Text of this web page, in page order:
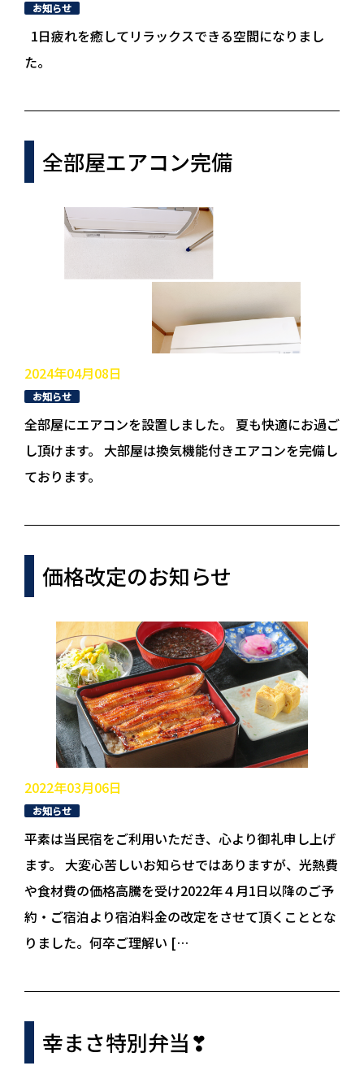
お知らせ
1日疲れを癒してリラックスできる空間になりまし
た。
全部屋エアコン完備
2024年04月08日
お知らせ
全部屋にエアコンを設置しました。 夏も快適にお過ご
し頂けます。 大部屋は換気機能付きエアコンを完備し
ております。
価格改定のお知らせ
2022年03月06日
お知らせ
平素は当民宿をご利用いただき、心より御礼申し上げ
ます。 大変心苦しいお知らせではありますが、光熱費
や食材費の価格高騰を受け2022年４月1日以降のご予
約・ご宿泊より宿泊料金の改定をさせて頂くこととな
りました。何卒ご理解い […
幸まさ特別弁当❣